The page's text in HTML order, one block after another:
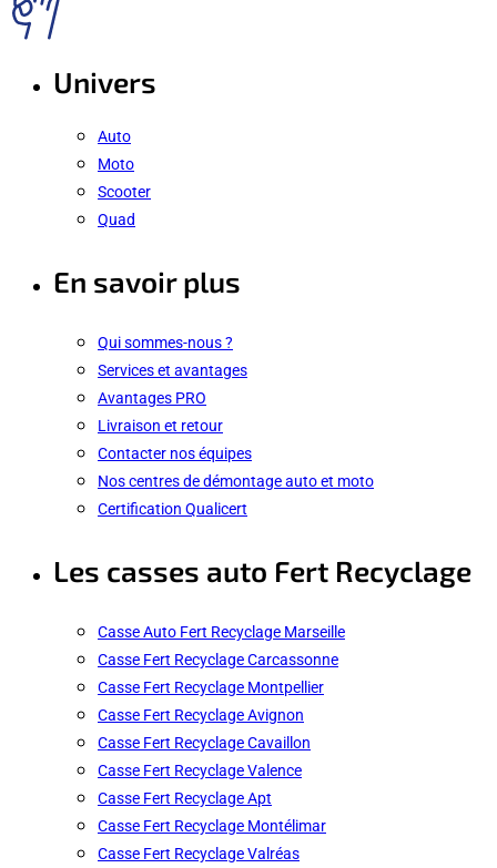
Univers
Auto
Moto
Scooter
Quad
En savoir plus
Qui sommes-nous ?
Services et avantages
Avantages PRO
Livraison et retour
Contacter nos équipes
Nos centres de démontage auto et moto
Certification Qualicert
Les casses auto Fert Recyclage
Casse Auto Fert Recyclage Marseille
Casse Fert Recyclage Carcassonne
Casse Fert Recyclage Montpellier
Casse Fert Recyclage Avignon
Casse Fert Recyclage Cavaillon
Casse Fert Recyclage Valence
Casse Fert Recyclage Apt
Casse Fert Recyclage Montélimar
Casse Fert Recyclage Valréas